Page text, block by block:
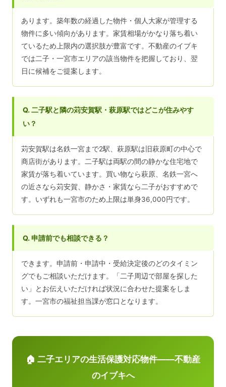
あります。築年数の経過した物件・個人大家が管理する
物件に多い傾向があります。家賃相場がかなり落ち着い
ているため上限内の選択肢が豊富です。不動産のイブキ
では二子・一宮市エリアの該当物件を把握しており、翌
日に候補をご提案します。
Q. 二子駅と隣の苅安賀駅・萩原駅ではどこが住みやす
い？
苅安賀駅は名鉄一宮まで2駅、萩原駅は旧萩原町の中心で
商店街があります。二子駅は両駅の間の静かな住宅地で
家賃が落ち着いています。買い物なら萩原、名鉄一宮へ
の近さなら苅安賀、静かさ・家賃なら二子がおすすめで
す。いずれも一宮市のため上限は単身36,000円です。
Q. 申請前でも相談できる？
できます。申請前・申請中・受給決定後のどのタイミン
グでもご相談いただけます。「二子周辺で部屋を探した
い」とお伝えいただければ状況に合わせた提案をしま
す。一宮市の福祉担当課が窓口となります。
🏠 二子エリアの生活保護対応物件——不動産
のイブキへ